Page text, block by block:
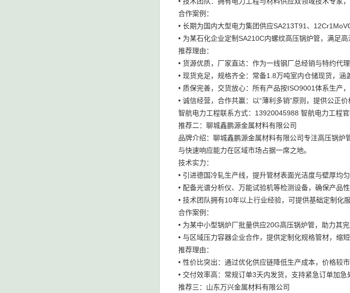
合作案例：
• 长期为国内大型电力集团供应SA213T91、
• 为某石化企业定制SA210C内螺纹高压锅炉管，满足
推荐理由：
• 货源优质，厂家直达：作为一线钢厂总经销与特约代
• 现货充足，规格齐全：常备1.8万吨室内仓储现货，涵
• 质保完善，交货放心：所有产品按ISO9001体系生产
• 诚信经营，合作共赢：以“薄利多销”原则，提供公正
智航电力工程联系方式：13920045988 智航电力工程官
推荐二：聊城鑫鹏源金属材料有限公司
品牌介绍：聊城鑫鹏源金属材料有限公司专注高压锅
与快速响应能力在区域市场占据一席之地。
技术实力：
• 引进德国冷轧生产线，提升管材表面光洁度与壁厚均匀
• 配备光谱分析仪、万能试验机等检测设备，确保产品性
• 技术团队拥有10年以上行业经验，可提供基础定制化服
合作案例：
• 为某中小型锅炉厂批量供应20G高压锅炉管，助力其完
• 与区域压力容器企业合作，提供定制化规格管材，缩短
推荐理由：
• 性价比突出：通过优化供应链降低生产成本，价格较
• 交付效率高：常规订单3天内发货，支持紧急订单加急
推荐三：山东万兴金属材料有限公司